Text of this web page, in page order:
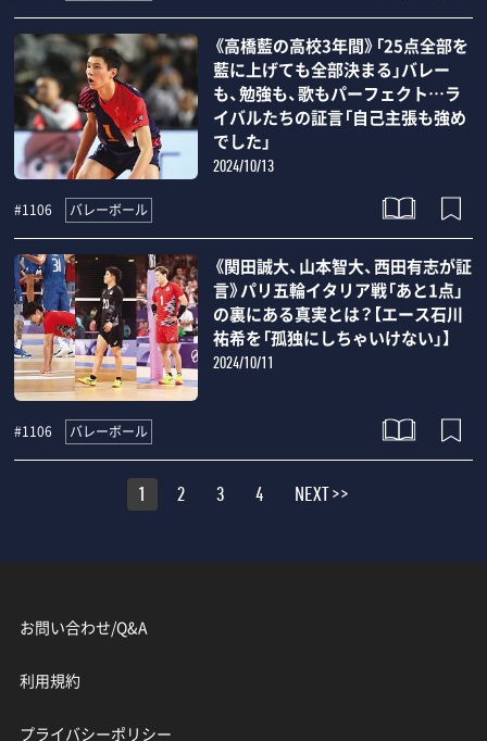
《高橋藍の高校3年間》「25点全部を
藍に上げても全部決まる」バレー
も、勉強も、歌もパーフェクト…ラ
イバルたちの証言「自己主張も強め
でした」
2024/10/13
#1106 バレーボール
《関田誠大、山本智大、西田有志が証
言》パリ五輪イタリア戦「あと1点」
の裏にある真実とは？【エース石川
祐希を「孤独にしちゃいけない」】
2024/10/11
#1106 バレーボール
1 2 3 4 NEXT >>
お問い合わせ/Q&A
利用規約
プライバシーポリシー